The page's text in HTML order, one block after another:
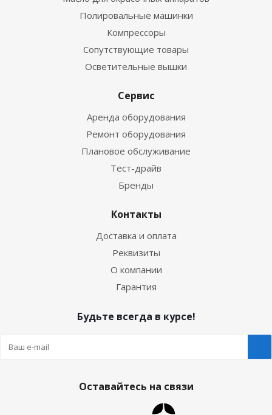
Полировальные машинки
Компрессоры
Сопутствующие товары
Осветительные вышки
Сервис
Аренда оборудования
Ремонт оборудования
Плановое обслуживание
Тест-драйв
Бренды
Контакты
Доставка и оплата
Реквизиты
О компании
Гарантия
Будьте всегда в курсе!
Оставайтесь на связи